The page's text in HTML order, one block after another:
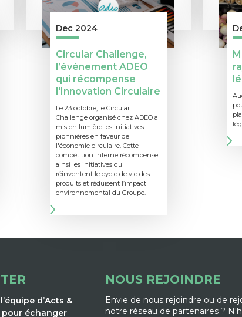
Dec 2024
Circular Challenge,
l’événement ADEO
qui récompense
l'Innovation Circulaire
Le 23 octobre, le Circular
Challenge organisé chez ADEO a
mis en lumière les initiatives
pionnières en faveur de
l'économie circulaire. Cette
compétition interne récompense
ainsi les initiatives qui
réinventent le cycle de vie des
produits et réduisent l’impact
environnemental du Groupe.
d’Acts &
échanger
NOUS REJOINDRE
Envie de nous rejoindre ou de
notre réseau de partenaires ?